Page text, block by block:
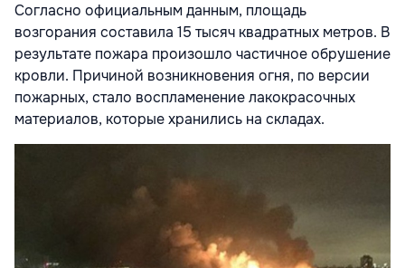
Согласно официальным данным, площадь
возгорания составила 15 тысяч квадратных метров. В
результате пожара произошло частичное обрушение
кровли. Причиной возникновения огня, по версии
пожарных, стало воспламенение лакокрасочных
материалов, которые хранились на складах.